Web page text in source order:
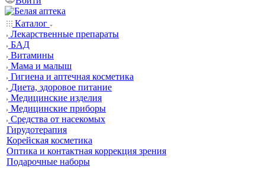
Каталог
Лекарственные препараты
БАД
Витамины
Мама и малыш
Гигиена и аптечная косметика
Диета, здоровое питание
Медицинские изделия
Медицинские приборы
Средства от насекомых
Гирудотерапия
Корейская косметика
Оптика и контактная коррекция зрения
Подарочные наборы